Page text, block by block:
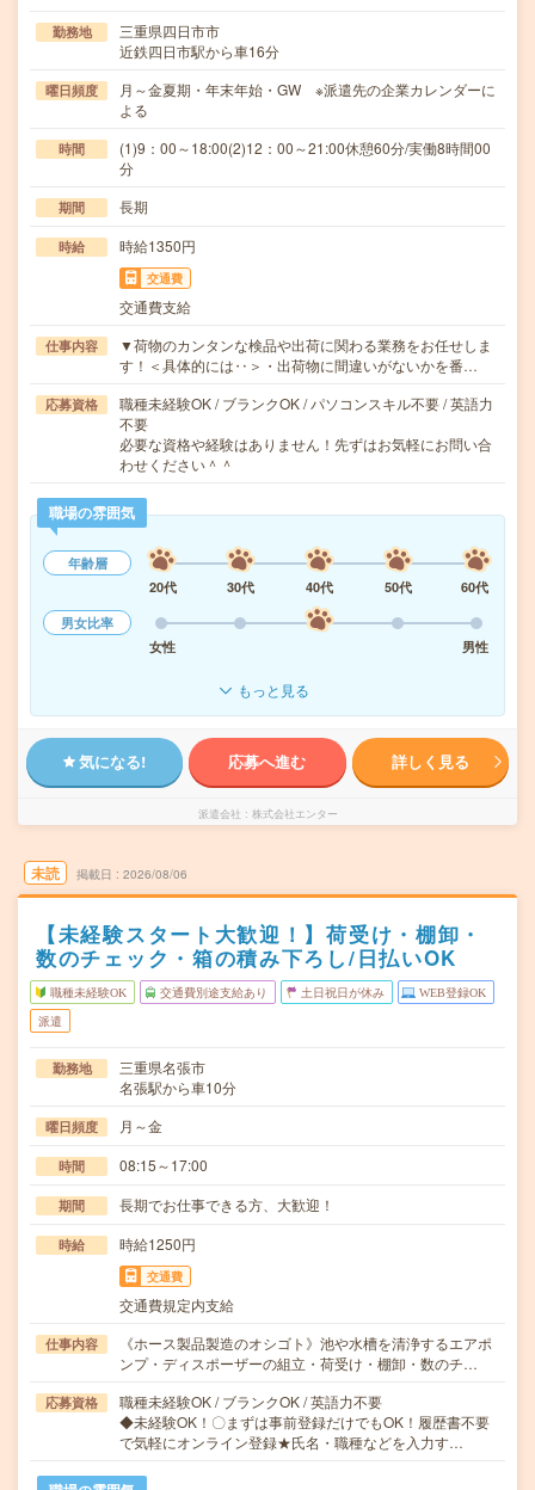
勤務地
三重県四日市市
近鉄四日市駅から車16分
曜日頻度
月～金夏期・年末年始・GW ※派遣先の企業カレンダーに
よる
時間
(1)9：00～18:00(2)12：00～21:00休憩60分/実働8時間00
分
期間 長期
時給 時給1350円
交通費
交通費支給
仕事内容
▼荷物のカンタンな検品や出荷に関わる業務をお任せしま
す！＜具体的には‥＞・出荷物に間違いがないかを番…
応募資格
職種未経験OK / ブランクOK / パソコンスキル不要 / 英語力
不要
必要な資格や経験はありません！先ずはお気軽にお問い合
わせください＾＾
職場の雰囲気
年齢層
20代
30代 40代 50代
60代
男女比率
女性
男性
もっと見る
気になる! 応募へ進む 詳しく見る
派遣会社 株式会社エンター
未読 掲載日 2026/08/06
【未経験スタート大歓迎！】荷受け・棚卸・
数のチェック・箱の積み下ろし/日払いOK
職種未経験OK 交通費別途支給あり 土日祝日が休み WEB登録OK
派遣
勤務地
三重県名張市
名張駅から車10分
曜日頻度 月～金
時間 08:15～17:00
期間 長期でお仕事できる方、大歓迎！
時給 時給1250円
交通費
交通費規定内支給
仕事内容
《ホース製品製造のオシゴト》池や水槽を清浄するエアポ
ンプ・ディスポーザーの組立・荷受け・棚卸・数のチ…
応募資格
職種未経験OK / ブランクOK / 英語力不要
◆未経験OK！〇まずは事前登録だけでもOK！履歴書不要
で気軽にオンライン登録★氏名・職種などを入力す…